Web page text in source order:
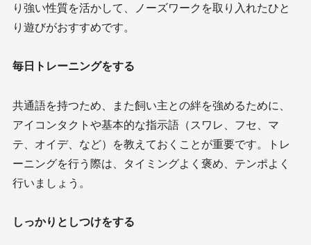
り強い性質を活かして、ノーズワークを取り入れたひと
り遊びがおすすめです。
毎日トレーニングをする
共通語を持つため、また飼い主との絆を強めるために、
アイコンタクトや基本的な指示語（スワレ、フセ、マ
テ、オイデ、など）を教えておくことが重要です。トレ
ーニングを行う際は、タイミングよく褒め、テンポよく
行いましょう。
しっかりとしつけをする